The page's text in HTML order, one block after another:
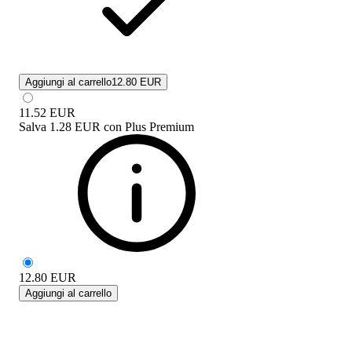
Aggiungi al carrello12.80 EUR
11.52 EUR
Salva 1.28 EUR con Plus Premium
12.80 EUR
Aggiungi al carrello